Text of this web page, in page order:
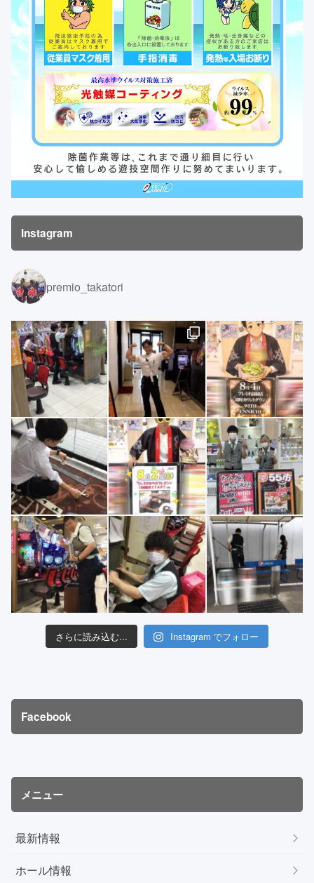
Instagram
premio_takatori
さらに読み込む... Instagram でフォロー
Facebook
メニュー
最新情報
ホール情報